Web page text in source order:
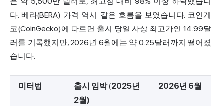
다. 베라(BERA) 가격 역시 같은 흐름을 보였습니다. 코인게
코(CoinGecko)에 따르면 출시 당일 사상 최고가인 14.99달
러를 기록했지만, 2026년 6월에는 약 0.25달러까지 떨어졌
습니다.
미터법
출시 임박 (2025년
2월)
2026년 6월